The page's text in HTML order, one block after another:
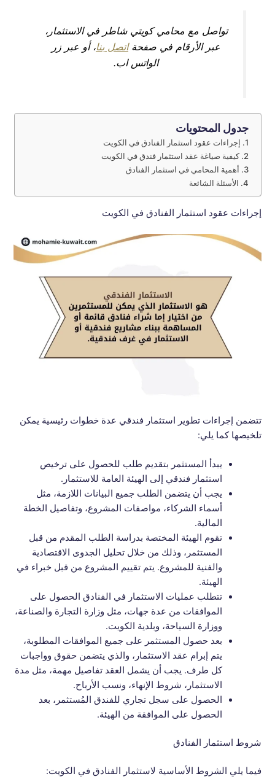
تواصل مع محامي كويتي شاطر في الاستثمار،
عبر الأرقام في صفحةاتصل بنا، أو عبر زر
الواتس اب.
جدول المحتويات
إجراءات عقود استثمار الفنادق في الكويت
كيفية صياغة عقد استثمار فندق في الكويت
أهمية المحامي في استثمار الفنادق
الأسئلة الشائعة
إجراءات عقود استثمار الفنادق في الكويت
تتضمن إجراءات تطوير استثمار فندقي عدة خطوات رئيسية يمكن
تلخيصها كما يلي:
يبدأ المستثمر بتقديم طلب للحصول على ترخيص
استثمار فندقي إلى الهيئة العامة للاستثمار.
يجب أن يتضمن الطلب جميع البيانات اللازمة، مثل
أسماء الشركاء، مواصفات المشروع، وتفاصيل الخطة
المالية.
تقوم الهيئة المختصة بدراسة الطلب المقدم من قبل
المستثمر، وذلك من خلال تحليل الجدوى الاقتصادية
والفنية للمشروع. يتم تقييم المشروع من قبل خبراء في
الهيئة.
تتطلب عمليات الاستثمار في الفنادق الحصول على
الموافقات من عدة جهات، مثل وزارة التجارة والصناعة،
ووزارة السياحة، وبلدية الكويت.
بعد حصول المستثمر على جميع الموافقات المطلوبة،
يتم إبرام عقد الاستثمار، والذي يتضمن حقوق وواجبات
كل طرف. يجب أن يشمل العقد تفاصيل مهمة، مثل مدة
الاستثمار، شروط الإنهاء، ونسب الأرباح.
الحصول على سجل تجاري للفندق المُستثمر، بعد
الحصول على الموافقة من الهيئة.
شروط استثمار الفنادق
فيما يلي الشروط الأساسية لاستثمار الفنادق في الكويت: